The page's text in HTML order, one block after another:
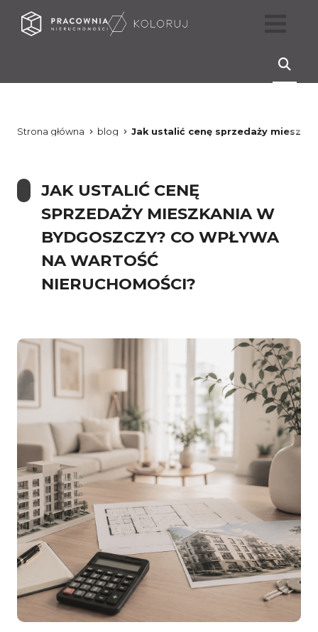
Strona główna blog Jak ustalić cenę sprzedaży
JAK USTALIĆ CENĘ
SPRZEDAŻY MIESZKANIA W
BYDGOSZCZY? CO WPŁYWA
NA WARTOŚĆ
NIERUCHOMOŚCI?